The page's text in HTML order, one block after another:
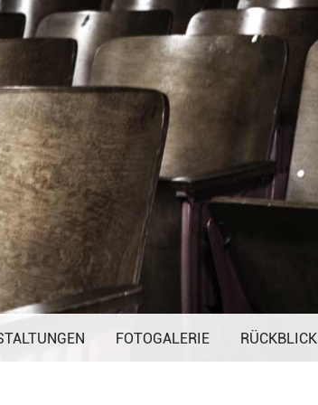
überspringen
FOTOGALERIE RÜCKBLICK